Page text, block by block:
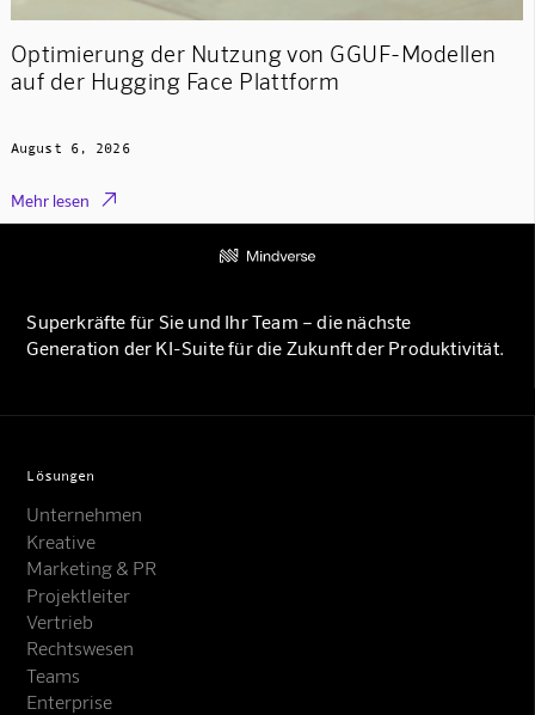
Optimierung der Nutzung von GGUF-Modellen
auf der Hugging Face Plattform
August 6, 2026
Mehr lesen 
Superkräfte für Sie und Ihr Team – die nächste
Generation der KI-Suite für die Zukunft der Produktivität.
Lösungen
Unternehmen
Kreative
Marketing & PR
Projektleiter
Vertrieb
Rechtswesen
Teams
Enterprise